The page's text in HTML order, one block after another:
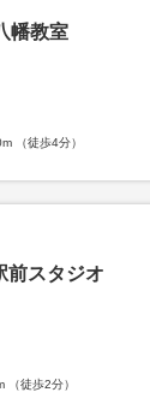
幡教室
（徒歩4分）
前スタジオ
（徒歩2分）